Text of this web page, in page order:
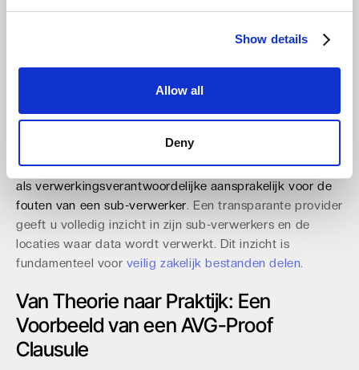
Show details
Allow all
Deny
Uw verwerker kan op zijn beurt weer andere partijen
(sub-verwerkers) inschakelen, bijvoorbeeld voor
eisen aan. De hoofdverwerker mag niet zomaar een sub-
verwerker inschakelen zonder uw voorafgaande
schriftelijke toestemming. De verwerkersovereenkomst
uw hoofdverwerker maakt, moeten contractueel worden
doorgelegd aan elke sub-verwerker in de keten.U blijft
als verwerkingsverantwoordelijke aansprakelijk voor de
fouten van een sub-verwerker. Een transparante provider
geeft u volledig inzicht in zijn sub-verwerkers en de
locaties waar data wordt verwerkt. Dit inzicht is
fundamenteel voor veilig zakelijk bestanden delen.
Van Theorie naar Praktijk: Een
Voorbeeld van een AVG-Proof
Clausule